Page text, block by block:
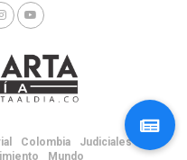
Colombia
Judiciales
Mundo